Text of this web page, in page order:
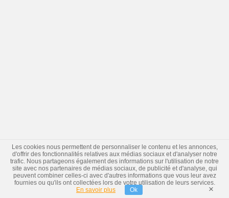
Les cookies nous permettent de personnaliser le contenu et les annonces,
d'offrir des fonctionnalités relatives aux médias sociaux et d'analyser notre
trafic. Nous partageons également des informations sur l'utilisation de notre
site avec nos partenaires de médias sociaux, de publicité et d'analyse, qui
peuvent combiner celles-ci avec d'autres informations que vous leur avez
fournies ou qu'ils ont collectées lors de votre utilisation de leurs services.
En savoir plus
Ok ×